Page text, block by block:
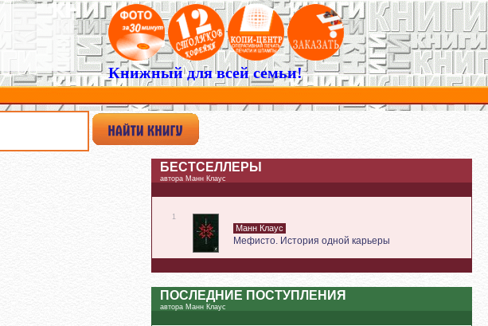
Книжный для всей семьи!
БЕСТСЕЛЛЕРЫ
автора Манн Клаус
1
Манн Клаус
Мефисто. История одной карьеры
ПОСЛЕДНИЕ ПОСТУПЛЕНИЯ
автора Манн Клаус